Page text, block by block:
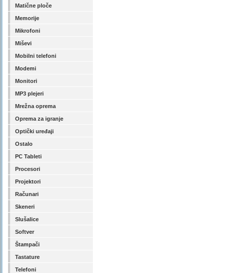
Matične ploče
Memorije
Mikrofoni
Miševi
Mobilni telefoni
Modemi
Monitori
MP3 plejeri
Mrežna oprema
Oprema za igranje
Optički uređaji
Ostalo
PC Tableti
Procesori
Projektori
Računari
Skeneri
Slušalice
Softver
Štampači
Tastature
Telefoni